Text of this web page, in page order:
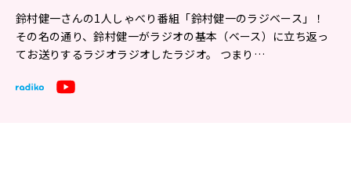
鈴村健一さんの1人しゃべり番組「鈴村健一のラジベース」！
その名の通り、鈴村健一がラジオの基本（ベース）に立ち返っ
てお送りするラジオラジオしたラジオ。 つまり…